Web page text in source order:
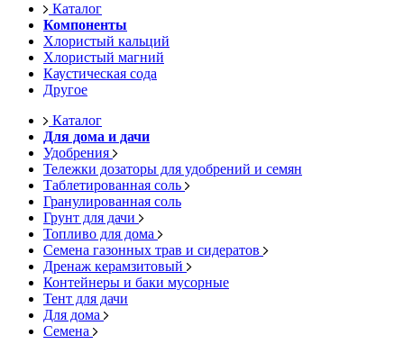
Каталог
Компоненты
Хлористый кальций
Хлористый магний
Каустическая сода
Другое
Каталог
Для дома и дачи
Удобрения
Тележки дозаторы для удобрений и семян
Таблетированная соль
Гранулированная соль
Грунт для дачи
Топливо для дома
Семена газонных трав и сидератов
Дренаж керамзитовый
Контейнеры и баки мусорные
Тент для дачи
Для дома
Семена